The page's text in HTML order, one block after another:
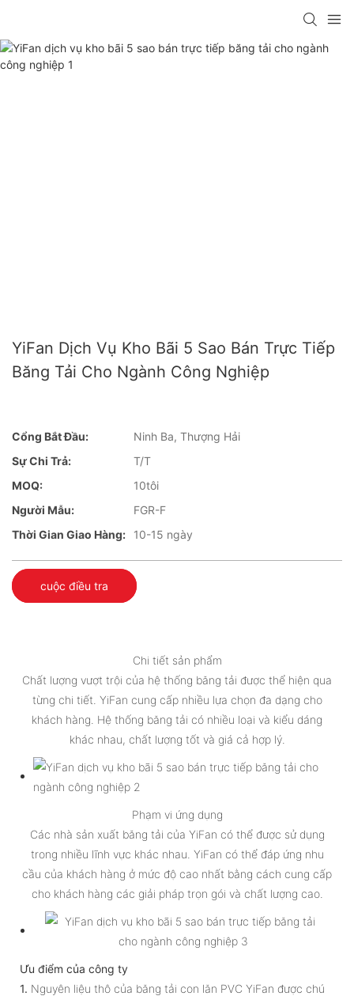
YiFan Dịch Vụ Kho Bãi 5 Sao Bán Trực Tiếp
Băng Tải Cho Ngành Công Nghiệp
Cổng Bắt Đầu:
Ninh Ba, Thượng Hải
Sự Chi Trả:
T/T
MOQ:
10tôi
Người Mẫu:
FGR-F
Thời Gian Giao Hàng:
10-15 ngày
cuộc điều tra
Chi tiết sản phẩm
Chất lượng vượt trội của hệ thống băng tải được thể hiện qua
từng chi tiết. YiFan cung cấp nhiều lựa chọn đa dạng cho
khách hàng. Hệ thống băng tải có nhiều loại và kiểu dáng
khác nhau, chất lượng tốt và giá cả hợp lý.
Phạm vi ứng dụng
Các nhà sản xuất băng tải của YiFan có thể được sử dụng
trong nhiều lĩnh vực khác nhau. YiFan có thể đáp ứng nhu
cầu của khách hàng ở mức độ cao nhất bằng cách cung cấp
cho khách hàng các giải pháp trọn gói và chất lượng cao.
Ưu điểm của công ty
1. Nguyên liệu thô của băng tải con lăn PVC YiFan được chú